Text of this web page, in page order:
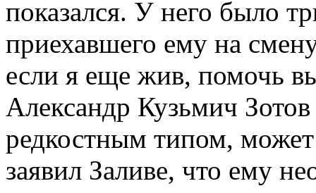
показался. У него было
приехавшего ему на
если я еще жив, помочь
Александр Кузьмич
редкостным типом,
заявил Заливе, что ему